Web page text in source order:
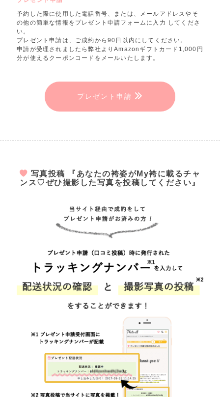
予約した際に使用した電話番号、または、メールアドレスやそ
の他の簡単な情報をプレゼント申請フォームに入力 してくださ
い。
プレゼント申請は、ご成約から90日以内にしてください。
申請が受理されましたら弊社よりAmazonギフトカード1,000円
分が使えるクーポンコードをメールいたします。
プレゼント申請
写真投稿 『あなたの袴姿がMy袴に載るチャ
ンス♡ぜひ撮影した写真を投稿してください』